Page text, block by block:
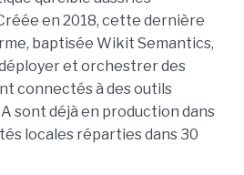
en 2018, cette dernière
baptisée Wikit Semantics,
et orchestrer des
connectés à des outils
sont déjà en production dans
locales réparties dans 30